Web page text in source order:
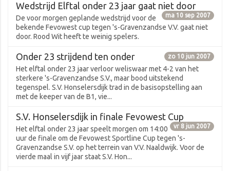
Wedstrijd Elftal onder 23 jaar gaat niet door
ma 10 sep 2007
De voor morgen geplande wedstrijd voor de
bekende Fevowest cup tegen 's-Gravenzandse V.V. gaat niet
door. Rood Wit heeft te weinig spelers.
Onder 23 strijdend ten onder zo 10 jun 2007
Het elftal onder 23 jaar verloor weliswaar met 4-2 van het
sterkere 's-Gravenzandse S.V., maar bood uitstekend
tegenspel. S.V. Honselersdijk trad in de basisopstelling aan
met de keeper van de B1, vie...
S.V. Honselersdijk in finale Fevowest Cup
vr 8 jun 2007
Het elftal onder 23 jaar speelt morgen om 14:00
uur de finale om de Fevowest Sportline Cup tegen 's-
Gravenzandse S.V. op het terrein van V.V. Naaldwijk. Voor de
vierde maal in vijf jaar staat S.V. Hon...